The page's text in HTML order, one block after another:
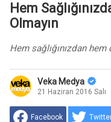
Hem
Olmayın
Hem sağlığınızdan
Veka Medya
21 Haziran 2016 Salı
Facebook